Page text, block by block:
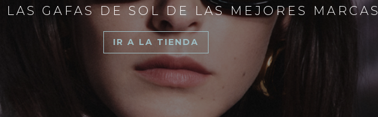
LAS GAFAS DE SOL DE LAS MEJORES MARCAS
IR A LA TIENDA